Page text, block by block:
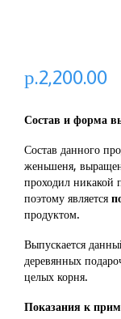
р.2,200.00
Состав и форма
Состав данного
женьшеня,
проходил никакой
поэтому является
продуктом.
Выпускается
деревянных
целых корня.
Показания к